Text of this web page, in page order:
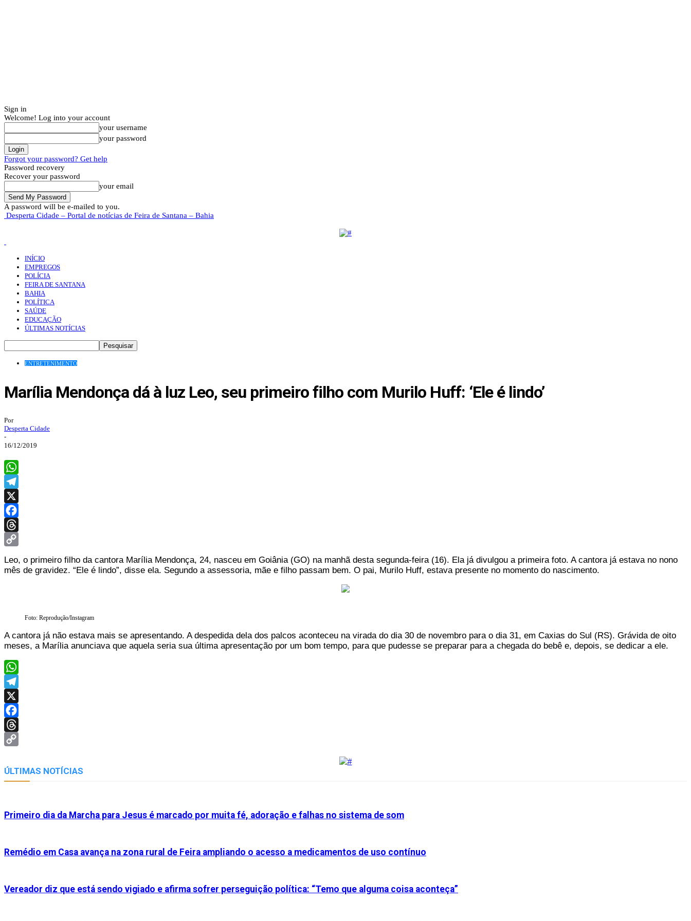
Sign in
Welcome! Log into your account
your username
your password
Forgot your password? Get help
Password recovery
Recover your password
your email
A password will be e-mailed to you.
Desperta Cidade – Portal de notícias de Feira de Santana – Bahia
INÍCIO
EMPREGOS
POLÍCIA
FEIRA DE SANTANA
BAHIA
POLÍTICA
SAÚDE
EDUCAÇÃO
ÚLTIMAS NOTÍCIAS
ENTRETENIMENTO
Marília Mendonça dá à luz Leo, seu primeiro filho com Murilo Huff: ‘Ele é lindo’
Por
Desperta Cidade
-
16/12/2019
WhatsApp
Telegram
X
Facebook
Threads
Link
Leo, o primeiro filho da cantora Marília Mendonça, 24, nasceu em Goiânia (GO) na manhã desta segunda-feira (16). Ela já divulgou a primeira foto. A cantora já estava no nono
mês de gravidez. “Ele é lindo”, disse ela. Segundo a assessoria, mãe e filho passam bem. O pai, Murilo Huff, estava presente no momento do nascimento.
Foto: Reprodução/Instagram
A cantora já não estava mais se apresentando. A despedida dela dos palcos aconteceu na virada do dia 30 de novembro para o dia 31, em Caxias do Sul (RS). Grávida de oito
meses, a Marília anunciava que aquela seria sua última apresentação por um bom tempo, para que pudesse se preparar para a chegada do bebê e, depois, se dedicar a ele.
WhatsApp
Telegram
X
Facebook
Threads
Link
ÚLTIMAS NOTÍCIAS
Primeiro dia da Marcha para Jesus é marcado por muita fé, adoração e falhas no sistema de som
Remédio em Casa avança na zona rural de Feira ampliando o acesso a medicamentos de uso contínuo
Vereador diz que está sendo vigiado e afirma sofrer perseguição política: “Temo que alguma coisa aconteça”